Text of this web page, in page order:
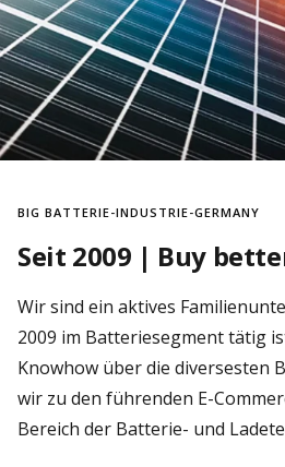
BIG BATTERIE-INDUSTRIE-GERMANY
Seit 2009 | Buy
Wir sind ein aktives
2009 im Batteriesegment tätig
Knowhow über die diversesten
wir zu den führenden E-
Bereich der Batterie- und